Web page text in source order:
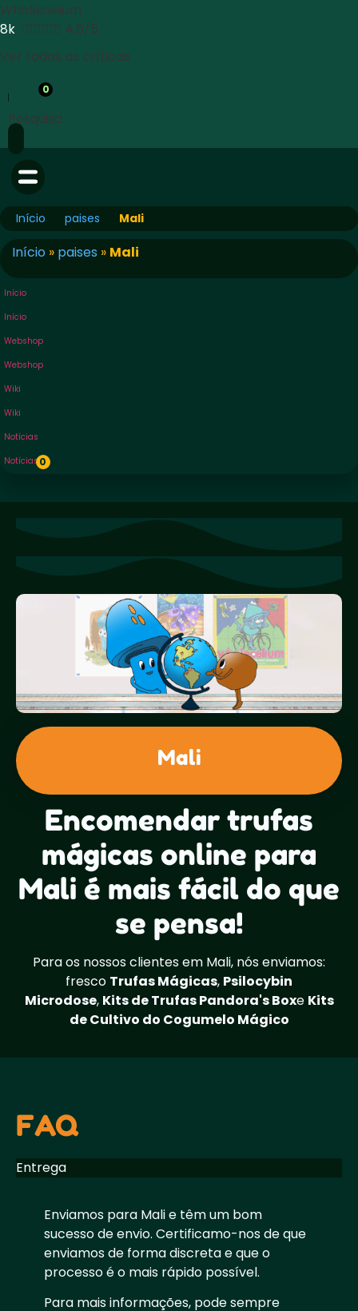
Wholecelium
8k  4.5/5
Ver todas as críticas
0
Pesquisa
Início paises Mali
Início » paises » Mali
Início
Início
Webshop
Webshop
Wiki
Wiki
Notícias
Notícias0
Mali
Encomendar trufas
mágicas online para
Mali é mais fácil do que
se pensa!
Para os nossos clientes em Mali, nós enviamos:
fresco Trufas Mágicas, Psilocybin
Microdose, Kits de Trufas Pandora's Boxe Kits
de Cultivo do Cogumelo Mágico
FAQ
Entrega
Enviamos para Mali e têm um bom
sucesso de envio. Certificamo-nos de que
enviamos de forma discreta e que o
processo é o mais rápido possível.
Para mais informações, pode sempre